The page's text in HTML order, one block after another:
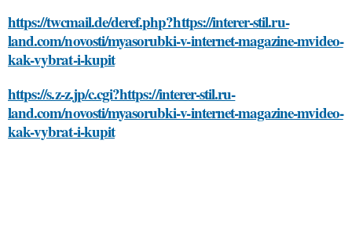
https://twcmail.de/deref.php?https://interer-stil.ru-
land.com/novosti/myasorubki-v-internet-magazine-mvideo-
kak-vybrat-i-kupit
https://s.z-z.jp/c.cgi?https://interer-stil.ru-
land.com/novosti/myasorubki-v-internet-magazine-mvideo-
kak-vybrat-i-kupit